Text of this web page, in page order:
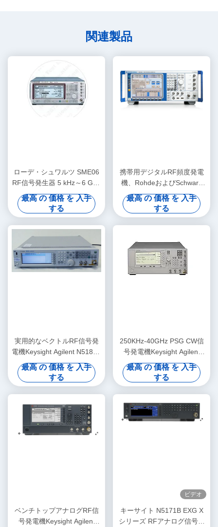
関連製品
ローデ・シュワルツ SME06
RF信号発生器 5 kHz～6 GHz
ベンチトップ型 デジタル変
調機能付き
最高 の 価格 を 入手
する
携帯用デジタルRF頻度発電
機、RohdeおよびSchwarz
SMU200A
最高 の 価格 を 入手
する
実用的なベクトルRF信号発
電機Keysight Agilent N5182A
MXG
最高 の 価格 を 入手
する
250KHz-40GHz PSG CW信
号発電機Keysight Agilent
E8247C
最高 の 価格 を 入手
する
ベンチトップアナログRF信
号発電機Keysight Agilent
ビデオ
キーサイト N5171B EXG X
シリーズ RFアナログ信号発